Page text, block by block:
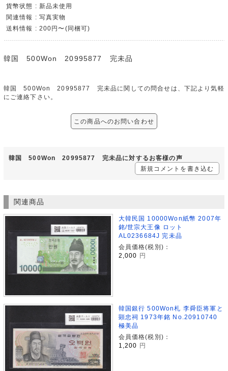
貨幣状態 : 新品未使用
関連情報 : 写真実物
送料情報 : 200円〜(同梱可)
韓国 500Won 20995877 完未品
韓国 500Won 20995877 完未品に関しての問合せは、下記より気軽
にご連絡下さい。
この商品へのお問い合わせ
韓国 500Won 20995877 完未品に対するお客様の声
新規コメントを書き込む
関連商品
大韓民国 10000Won紙幣 2007年
銘/世宗大王像 ロット
AL0236684J 完未品
会員価格(税別)：
2,000
円
韓国銀行 500Won札 李舜臣将軍と
顕忠祠 1973年銘 No.20910740
極美品
会員価格(税別)：
1,200
円